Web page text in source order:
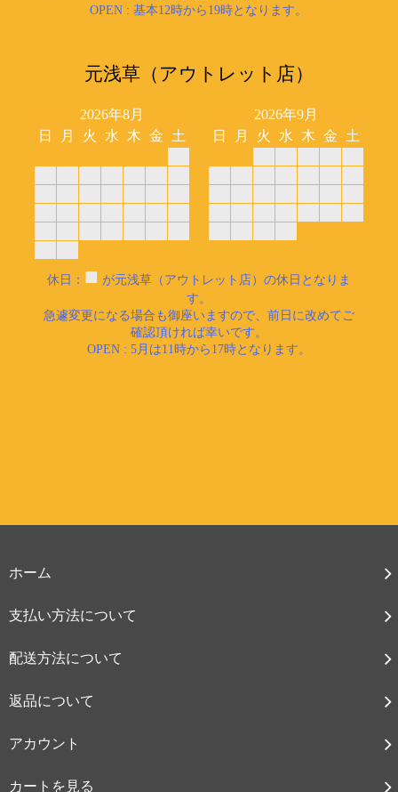
ホーム
支払い方法について
配送方法について
返品について
アカウント
カートを見る